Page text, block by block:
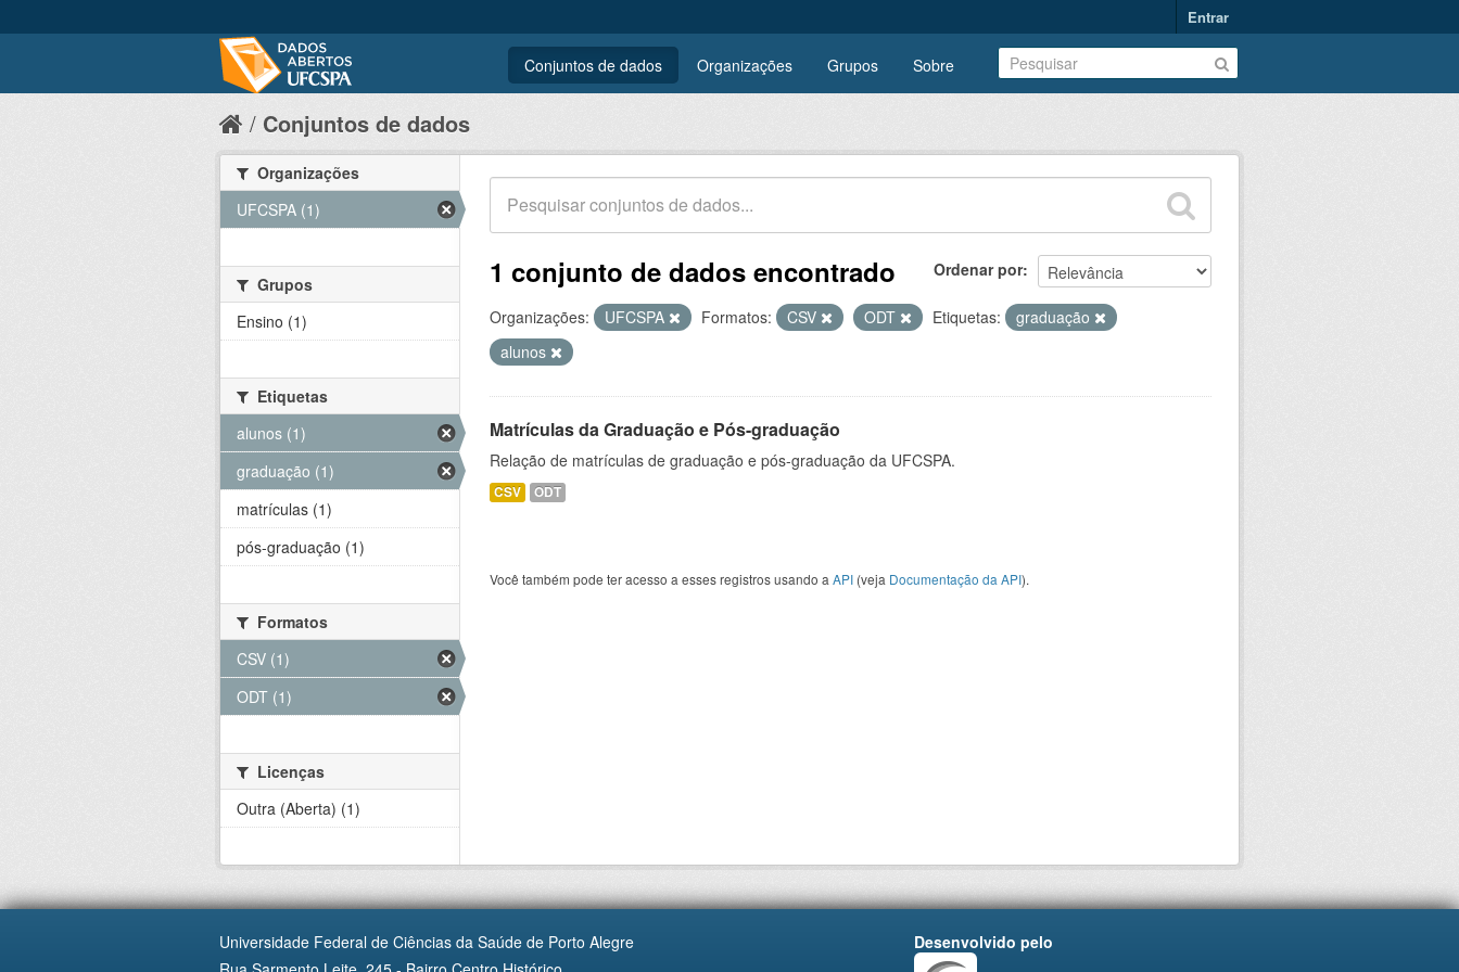
Entrar
Conjuntos de dados Organizações Grupos Sobre
Conjuntos de dados
Ordenar por
1 conjunto de dados encontrado
Organizações: UFCSPA Formatos: CSV ODT Etiquetas:
graduação
alunos
Matrículas da Graduação e Pós-graduação
Relação de matrículas de graduação e pós-graduação da UFCSPA.
CSV ODT
Você também pode ter acesso a esses registros usando a API (veja Documentação da API).
Organizações
UFCSPA (1)
Grupos
Ensino (1)
Etiquetas
alunos (1)
graduação (1)
matrículas (1)
pós-graduação (1)
Formatos
CSV (1)
ODT (1)
Licenças
Outra (Aberta) (1)
Universidade Federal de Ciências da Saúde de Porto Alegre
Desenvolvido pelo